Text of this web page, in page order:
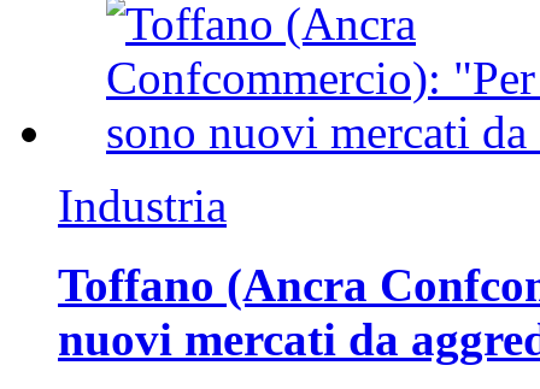
Industria
Toffano (Ancra
nuovi mercati da